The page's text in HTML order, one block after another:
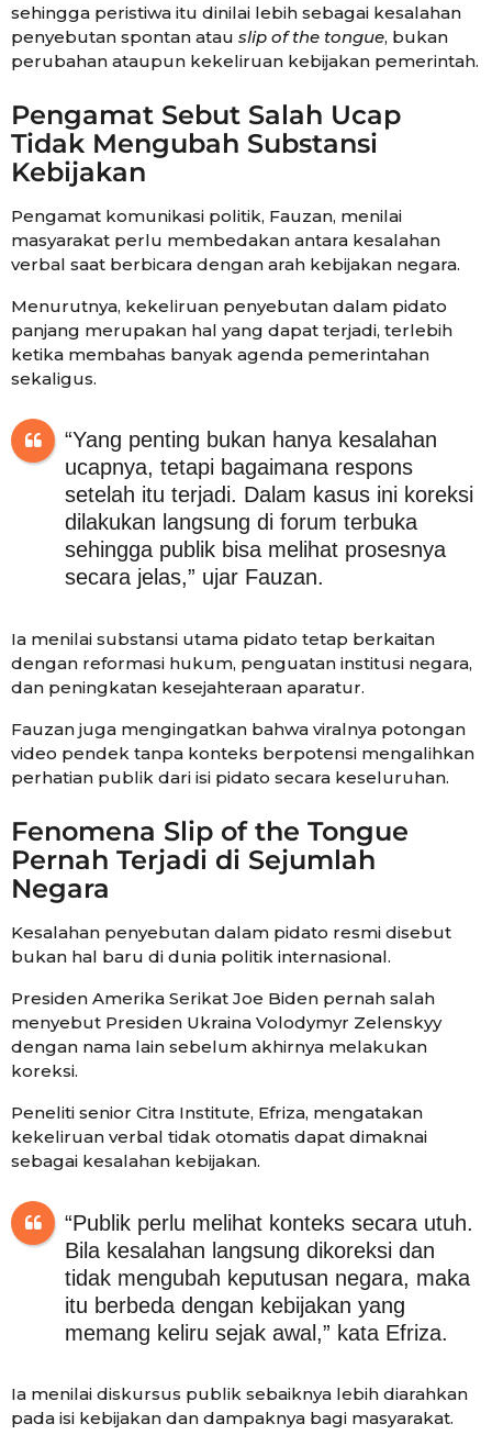
sehingga peristiwa itu dinilai lebih sebagai kesalahan
penyebutan spontan atau slip of the tongue, bukan
perubahan ataupun kekeliruan kebijakan pemerintah.
Pengamat Sebut Salah Ucap
Tidak Mengubah Substansi
Kebijakan
Pengamat komunikasi politik, Fauzan, menilai
masyarakat perlu membedakan antara kesalahan
verbal saat berbicara dengan arah kebijakan negara.
Menurutnya, kekeliruan penyebutan dalam pidato
panjang merupakan hal yang dapat terjadi, terlebih
ketika membahas banyak agenda pemerintahan
sekaligus.
“Yang penting bukan hanya kesalahan
ucapnya, tetapi bagaimana respons
setelah itu terjadi. Dalam kasus ini koreksi
dilakukan langsung di forum terbuka
sehingga publik bisa melihat prosesnya
secara jelas,” ujar Fauzan.
Ia menilai substansi utama pidato tetap berkaitan
dengan reformasi hukum, penguatan institusi negara,
dan peningkatan kesejahteraan aparatur.
Fauzan juga mengingatkan bahwa viralnya potongan
video pendek tanpa konteks berpotensi mengalihkan
perhatian publik dari isi pidato secara keseluruhan.
Fenomena Slip of the Tongue
Pernah Terjadi di Sejumlah
Negara
Kesalahan penyebutan dalam pidato resmi disebut
bukan hal baru di dunia politik internasional.
Presiden Amerika Serikat Joe Biden pernah salah
menyebut Presiden Ukraina Volodymyr Zelenskyy
dengan nama lain sebelum akhirnya melakukan
koreksi.
Peneliti senior Citra Institute, Efriza, mengatakan
kekeliruan verbal tidak otomatis dapat dimaknai
sebagai kesalahan kebijakan.
“Publik perlu melihat konteks secara utuh.
Bila kesalahan langsung dikoreksi dan
tidak mengubah keputusan negara, maka
itu berbeda dengan kebijakan yang
memang keliru sejak awal,” kata Efriza.
Ia menilai diskursus publik sebaiknya lebih diarahkan
pada isi kebijakan dan dampaknya bagi masyarakat.